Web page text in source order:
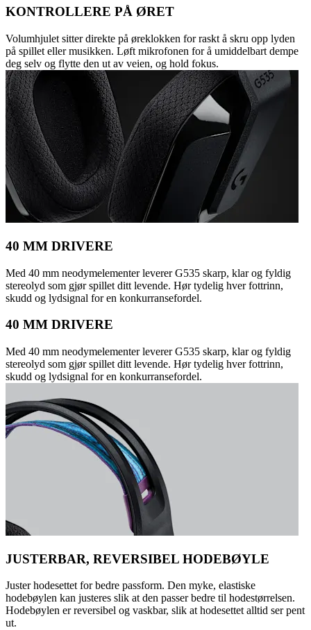
KONTROLLERE PÅ ØRET
Volumhjulet sitter direkte på øreklokken for raskt å skru opp lyden
på spillet eller musikken. Løft mikrofonen for å umiddelbart dempe
deg selv og flytte den ut av veien, og hold fokus.
40 MM DRIVERE
Med 40 mm neodymelementer leverer G535 skarp, klar og fyldig
stereolyd som gjør spillet ditt levende. Hør tydelig hver fottrinn,
skudd og lydsignal for en konkurransefordel.
40 MM DRIVERE
Med 40 mm neodymelementer leverer G535 skarp, klar og fyldig
stereolyd som gjør spillet ditt levende. Hør tydelig hver fottrinn,
skudd og lydsignal for en konkurransefordel.
JUSTERBAR, REVERSIBEL HODEBØYLE
Juster hodesettet for bedre passform. Den myke, elastiske
hodebøylen kan justeres slik at den passer bedre til hodestørrelsen.
Hodebøylen er reversibel og vaskbar, slik at hodesettet alltid ser pent
ut.